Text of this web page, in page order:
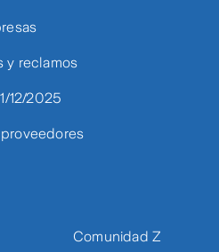
y reclamos
12/2025
Comunidad Z